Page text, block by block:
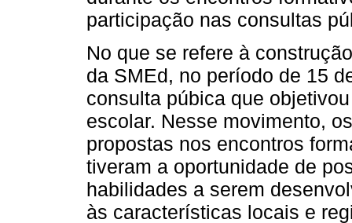
participação nas consultas
No que se refere à
da SMEd, no período de 15
consulta púbica que
escolar. Nesse movimento,
propostas nos encontros
tiveram a oportunidade de
habilidades a serem
às características locais e